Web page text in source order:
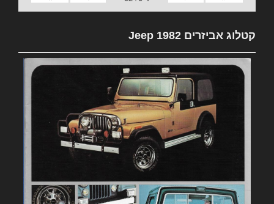
קטלוג אביזרים 1982 Jeep